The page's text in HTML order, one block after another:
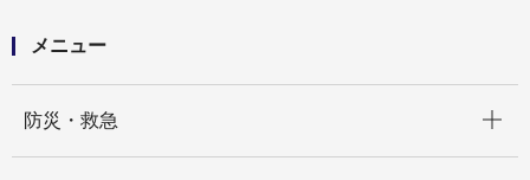
メニュー
防災・救急